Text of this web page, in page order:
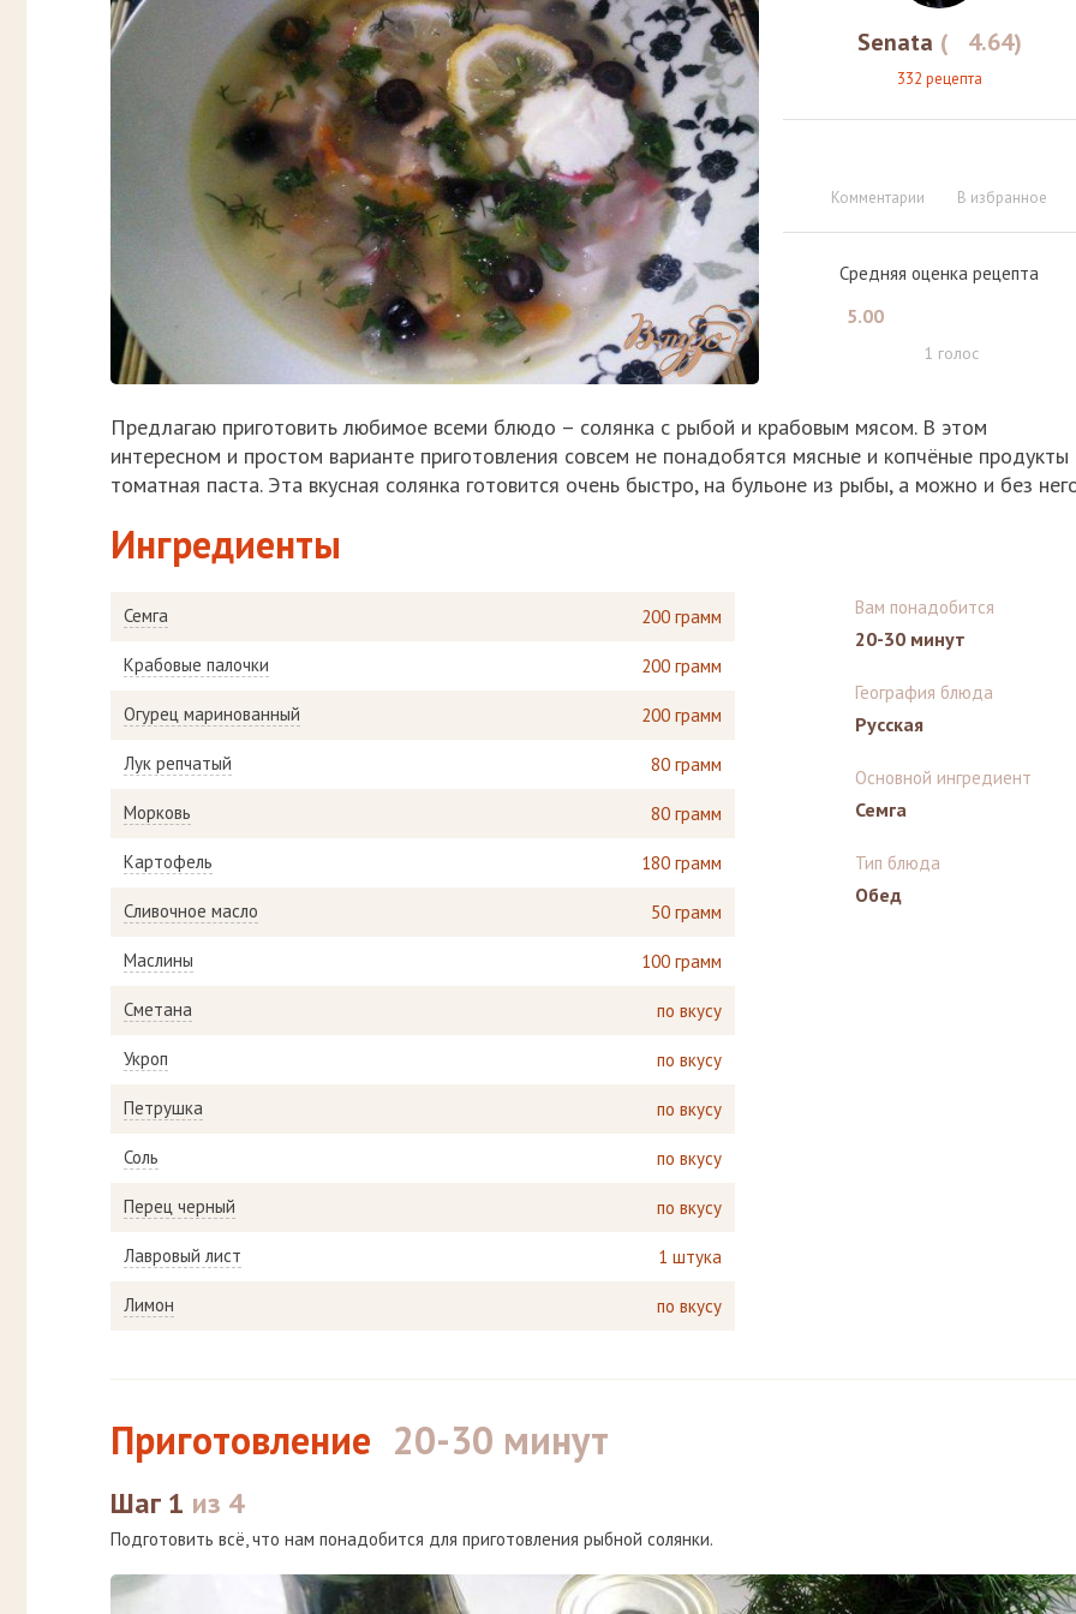
Senata ( 4.64)
332 рецепта
Комментарии В избранное
Средняя оценка рецепта
5.00
1 голос
Предлагаю приготовить любимое всеми блюдо – солянка с рыбой и крабовым мясом. В этом
интересном и простом варианте приготовления совсем не понадобятся мясные и копчёные продукты
томатная паста. Эта вкусная солянка готовится очень быстро, на бульоне из рыбы, а можно и без
Ингредиенты
Семга 200 грамм
Крабовые палочки 200 грамм
Огурец маринованный 200 грамм
Лук репчатый 80 грамм
Морковь 80 грамм
Картофель 180 грамм
Сливочное масло 50 грамм
Маслины 100 грамм
Сметана по вкусу
Укроп по вкусу
Петрушка по вкусу
Соль по вкусу
Перец черный по вкусу
Лавровый лист 1 штука
Лимон по вкусу
Вам понадобится
20-30 минут
География блюда
Русская
Основной ингредиент
Семга
Тип блюда
Обед
Приготовление 20-30 минут
Шаг 1 из 4
Подготовить всё, что нам понадобится для приготовления рыбной солянки.